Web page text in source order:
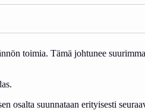
toiminnan tehostamisen
toimia. Tämä johtunee
osalta suunnataan erityisesti